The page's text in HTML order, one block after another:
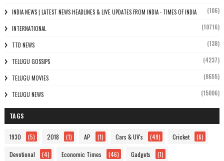
INDIA NEWS | LATEST NEWS HEADLINES & LIVE UPDATES FROM INDIA - TIMES OF INDIA (106)
INTERNATIONAL (10716)
TTD NEWS (138)
TELUGU GOSSIPS (4237)
TELUGU MOVIES (8655)
TELUGU NEWS (15006)
TAGS
1930 (5) 2018 (1) AP (1) Cars & UV's (49) Cricket (6)
Devotional (4) Economic Times (46) Gadgets (1)